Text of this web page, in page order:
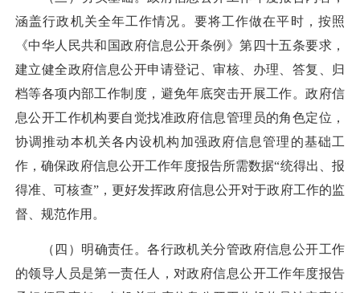
涵盖行政机关全年工作情况。要将工作做在平时，按照
《中华人民共和国政府信息公开条例》第四十五条要求，
建立健全政府信息公开申请登记、审核、办理、答复、归
档等各项内部工作制度，避免年底突击开展工作。政府信
息公开工作机构要自觉找准政府信息管理员的角色定位，
协调推动本机关各内设机构加强政府信息管理的基础工
作，确保政府信息公开工作年度报告所需数据“统得出、报
得准、可核查”，更好发挥政府信息公开对于政府工作的监
督、规范作用。
（四）明确责任。各行政机关分管政府信息公开工作
的领导人员是第一责任人，对政府信息公开工作年度报告